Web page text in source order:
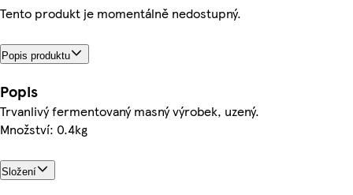
Tento produkt je momentálně nedostupný.
Popis produktu
Popis
Trvanlivý fermentovaný masný výrobek, uzený.
Množství: 0.4kg
Složení